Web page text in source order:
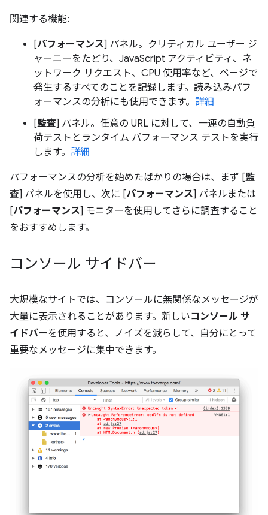
関連する機能:
[パフォーマンス] パネル。クリティカル ユーザー ジ
ャーニーをたどり、JavaScript アクティビティ、ネ
ットワーク リクエスト、CPU 使用率など、ページで
発生するすべてのことを記録します。読み込みパフ
ォーマンスの分析にも使用できます。 詳細
[監査] パネル。任意の URL に対して、一連の自動負
荷テストとランタイム パフォーマンス テストを実行
します。 詳細
パフォーマンスの分析を始めたばかりの場合は、まず [監
査] パネルを使用し、次に [パフォーマンス] パネルまたは
[パフォーマンス] モニターを使用してさらに調査すること
をおすすめします。
コンソール サイドバー
大規模なサイトでは、コンソールに無関係なメッセージが
大量に表示されることがあります。新しいコンソール サ
イドバーを使用すると、ノイズを減らして、自分にとって
重要なメッセージに集中できます。